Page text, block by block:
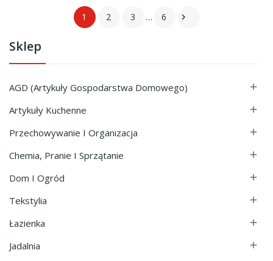
Sklep
AGD (Artykuły Gospodarstwa Domowego) 
Artykuły Kuchenne 
Przechowywanie I Organizacja 
Chemia, Pranie I Sprzątanie 
Dom I Ogród 
Tekstylia 
Łazienka 
Jadalnia 
1 2 3 … 6 